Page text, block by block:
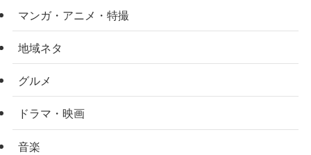
マンガ・アニメ・特撮
地域ネタ
グルメ
ドラマ・映画
音楽